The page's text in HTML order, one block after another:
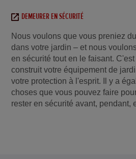
DEMEURER EN SÉCURITÉ
Nous voulons que vous preniez
dans votre jardin – et nous
en sécurité tout en le faisant.
construit votre équipement de
votre protection à l'esprit. Il y a
choses que vous pouvez faire
rester en sécurité avant, pendant,